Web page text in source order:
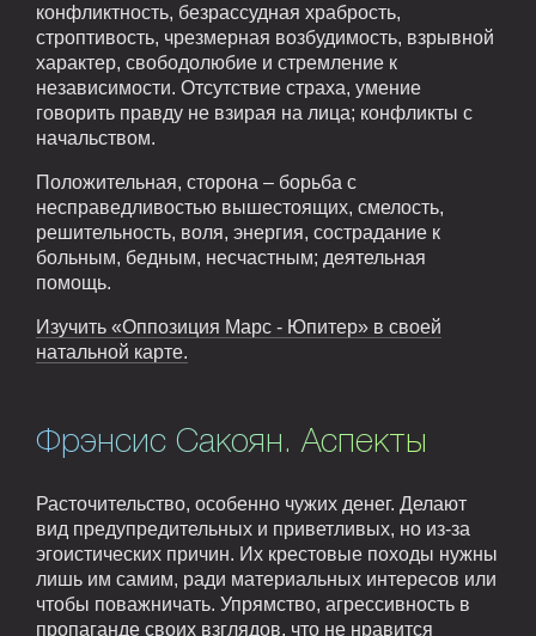
конфликтность, безрассудная храбрость,
строптивость, чрезмерная возбудимость, взрывной
характер, свободолюбие и стремление к
независимости. Отсутствие страха, умение
говорить правду не взирая на лица; конфликты с
начальством.
Положительная, сторона – борьба с
несправедливостью вышестоящих, смелость,
решительность, воля, энергия, сострадание к
больным, бедным, несчастным; деятельная
помощь.
Изучить «Оппозиция Марс - Юпитер» в своей
натальной карте.
Фрэнсис Сакоян. Аспекты
Расточительство, особенно чужих денег. Делают
вид предупредительных и приветливых, но из-за
эгоистических причин. Их крестовые походы нужны
лишь им самим, ради материальных интересов или
чтобы поважничать. Упрямство, агрессивность в
пропаганде своих взглядов, что не нравится